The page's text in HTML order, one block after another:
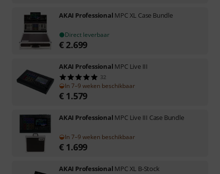
AKAI Professional MPC XL Case Bundle
Direct leverbaar
€ 2.699
AKAI Professional MPC Live III
32
In 7–9 weken beschikbaar
€ 1.579
AKAI Professional MPC Live III Case Bundle
In 7–9 weken beschikbaar
€ 1.699
AKAI Professional MPC XL B-Stock